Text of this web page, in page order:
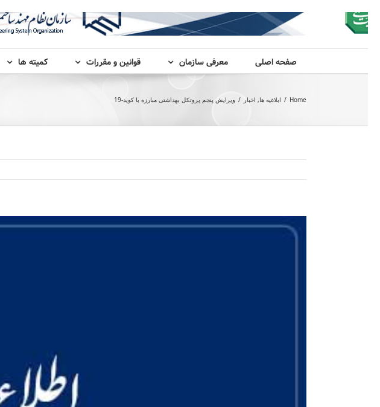
صفحه اصلی معرفی سازمان قوانین و مقررات کمیته ها
Home
/ ابلاغیه ها, اخبار / ویرایش پنجم پروتکل بهداشتی مبارزه با کوید-19
Larger